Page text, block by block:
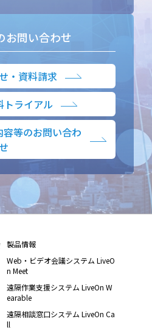
お問い合わせ
・資料請求
トライアル
等のお問い合わ
製品情報
Web・ビデオ会議システム LiveO
n Meet
遠隔作業支援システム LiveOn W
earable
遠隔相談窓口システム LiveOn Ca
ll